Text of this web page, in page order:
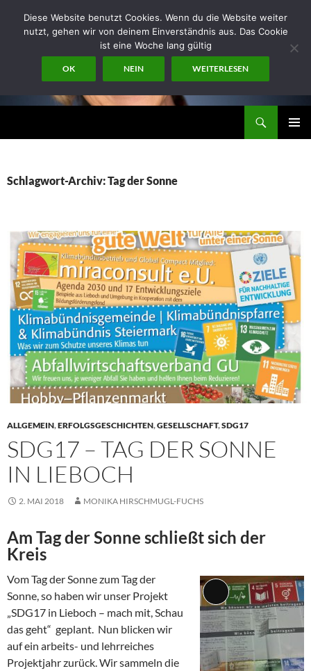
Inhalt
Schlagwort-Archiv: Tag der Sonne
ALLGEMEIN,ERFOLGSGESCHICHTEN,GESELLSCHAFT,SDG17
SDG17 – TAG DER SONNE
IN LIEBOCH
2. MAI 2018 MONIKA HIRSCHMUGL-FUCHS
Am Tag der Sonne schließt sich der
Kreis
Lange
Beschreibung
Vom Tag der Sonne zum Tag der
Sonne, so haben wir unser Projekt
„SDG17 in Lieboch – mach mit, Schau
das geht“ geplant. Nun blicken wir
auf ein arbeits- und lehrreiches
Projektjahr zurück. Wir sammeln die
Diese Website benutzt Cookies. Wenn du die Website weiter
nutzt, gehen wir von deinem Einverständnis aus. Das Cookie
ist eine Woche lang gültig
OK NEIN WEITERLESEN